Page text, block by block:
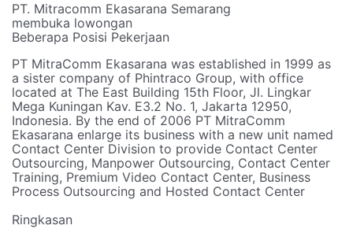
PT. Mitracomm Ekasarana Semarang
membuka lowongan
Beberapa Posisi Pekerjaan
PT MitraComm Ekasarana was established in 1999 as
a sister company of Phintraco Group, with office
located at The East Building 15th Floor, Jl. Lingkar
Mega Kuningan Kav. E3.2 No. 1, Jakarta 12950,
Indonesia. By the end of 2006 PT MitraComm
Ekasarana enlarge its business with a new unit named
Contact Center Division to provide Contact Center
Outsourcing, Manpower Outsourcing, Contact Center
Training, Premium Video Contact Center, Business
Process Outsourcing and Hosted Contact Center
Ringkasan